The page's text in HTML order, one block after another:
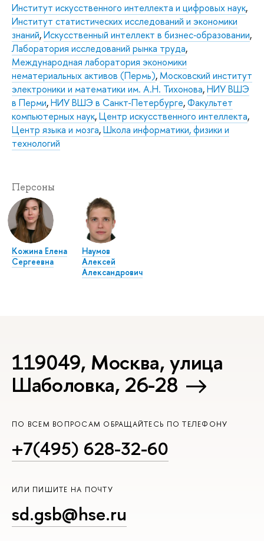
Институт искусственного интеллекта и цифровых наук,
Институт статистических исследований и экономики
знаний,Искусственный интеллект в бизнес‑образовании,
Лаборатория исследований рынка труда,
Международная лаборатория экономики
нематериальных активов (Пермь), Московский институт
электроники и математики им. А.Н. Тихонова,НИУ ВШЭ
в Перми,НИУ ВШЭ в Санкт-Петербурге,Факультет
компьютерных наук,Центр искусственного интеллекта,
Центр языка и мозга,Школа информатики, физики и
технологий
Персоны
Кожина Елена
Сергеевна
Наумов
Алексей
Александрович
119049, Москва, улица
Шаболовка, 26-28
ПО ВСЕМ ВОПРОСАМ ОБРАЩАЙТЕСЬ ПО ТЕЛЕФОНУ
+7(495) 628-32-60
ИЛИ ПИШИТЕ НА ПОЧТУ
sd.gsb@hse.ru